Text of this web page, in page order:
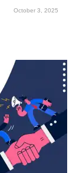
October 3, 2025